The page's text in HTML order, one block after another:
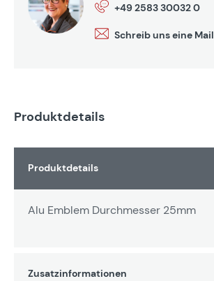
+49 2583 30032 0
Schreib uns eine Mail
Produktdetails
Produktdetails
Alu Emblem Durchmesser 25mm
Zusatzinformationen